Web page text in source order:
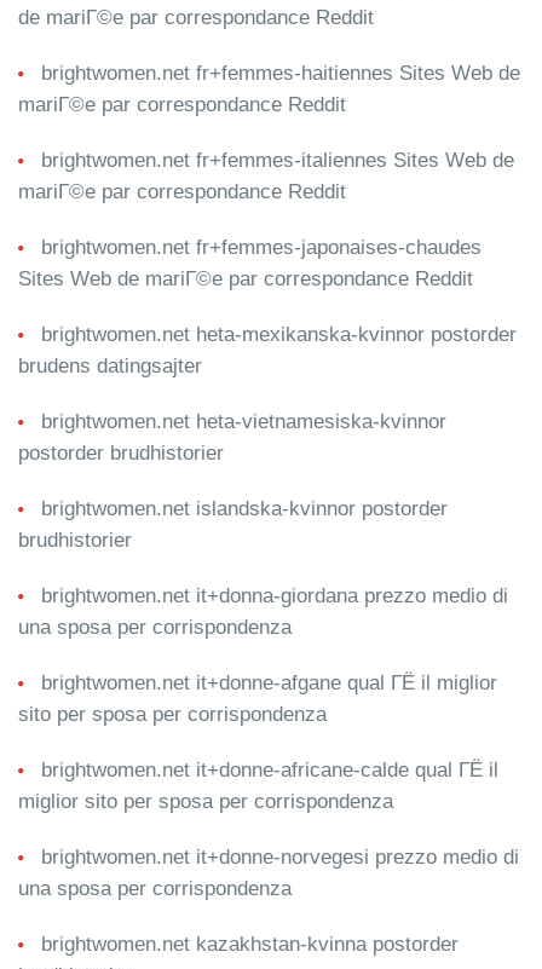
de mariГ©e par correspondance Reddit
brightwomen.net fr+femmes-haitiennes Sites Web de
mariГ©e par correspondance Reddit
brightwomen.net fr+femmes-italiennes Sites Web de
mariГ©e par correspondance Reddit
brightwomen.net fr+femmes-japonaises-chaudes
Sites Web de mariГ©e par correspondance Reddit
brightwomen.net heta-mexikanska-kvinnor postorder
brudens datingsajter
brightwomen.net heta-vietnamesiska-kvinnor
postorder brudhistorier
brightwomen.net islandska-kvinnor postorder
brudhistorier
brightwomen.net it+donna-giordana prezzo medio di
una sposa per corrispondenza
brightwomen.net it+donne-afgane qual ГЁ il miglior
sito per sposa per corrispondenza
brightwomen.net it+donne-africane-calde qual ГЁ il
miglior sito per sposa per corrispondenza
brightwomen.net it+donne-norvegesi prezzo medio di
una sposa per corrispondenza
brightwomen.net kazakhstan-kvinna postorder